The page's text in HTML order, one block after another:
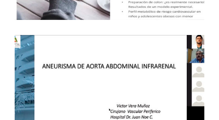
Capítulos Regionales
ANEURISMA DE LA AORTA ABDOMINAL
“CONCEPTOS ACTUALES Y EXPERIENCIA
REGIONAL” – 26 DE AGOSTO DE 2020 –
ARICA